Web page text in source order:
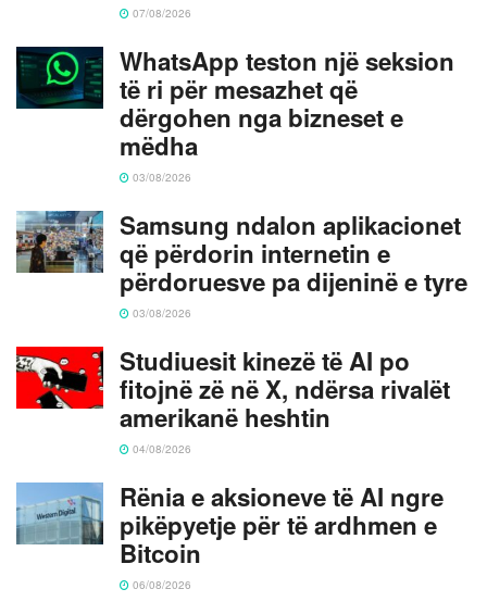
07/08/2026
WhatsApp teston një seksion
të ri për mesazhet që
dërgohen nga bizneset e
mëdha
03/08/2026
Samsung ndalon aplikacionet
që përdorin internetin e
përdoruesve pa dijeninë e tyre
03/08/2026
Studiuesit kinezë të AI po
fitojnë zë në X, ndërsa rivalët
amerikanë heshtin
04/08/2026
Rënia e aksioneve të AI ngre
pikëpyetje për të ardhmen e
Bitcoin
06/08/2026